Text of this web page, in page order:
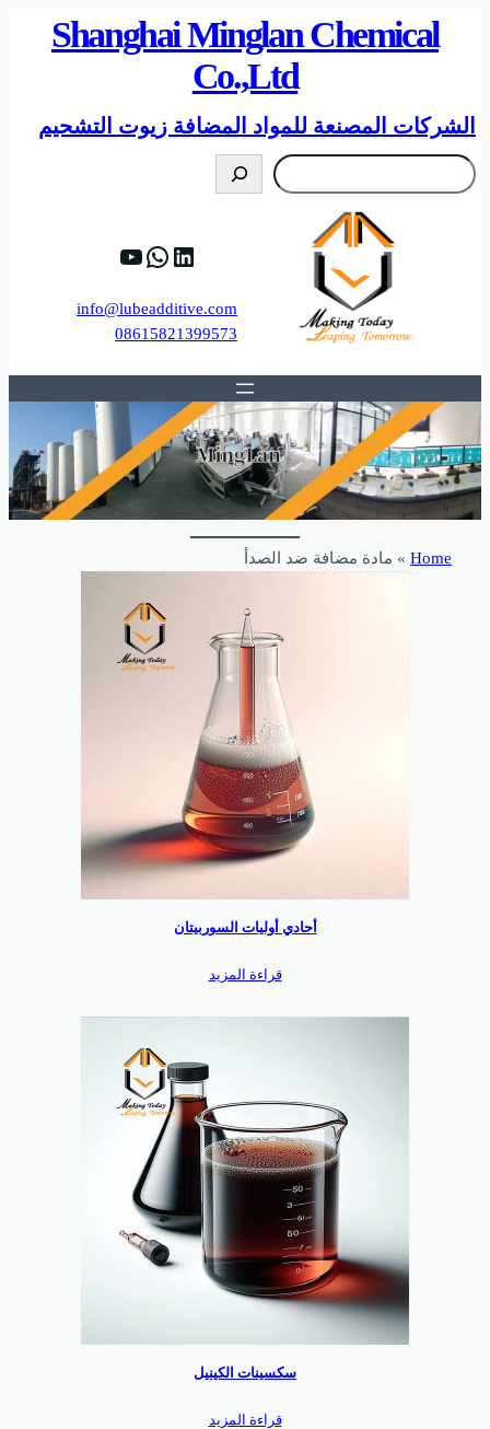
Shanghai Minglan Chemical
Co.,Ltd
الشركات المصنعة للمواد المضافة زيوت التشحيم
搜
索
https://www.linkedin.com/company/shanghai-minglan-chemical-co–ltd
info@lubeadditive.com
08615821399573
Home
» مادة مضافة ضد الصدأ
أحادي أوليات السوربيتان
قراءة المزيد
سكسينات الكينيل
قراءة المزيد